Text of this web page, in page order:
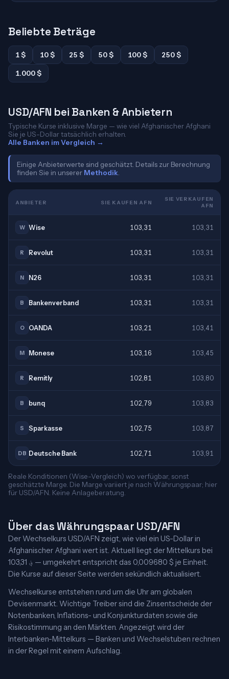
Beliebte Beträge
1 $ 10 $ 25 $ 50 $ 100 $
250 $
1.000 $
USD/AFN bei Banken & Anbietern
Typische Kurse inklusive Marge — wie viel Afghanischer Afghani
Sie je US-Dollar tatsächlich erhalten.
Alle Banken im Vergleich →
Einige Anbieterwerte sind geschätzt. Details zur Berechnung
finden Sie in unserer Methodik
ANBIETER SIE KAUFEN AFN
SIE VERKAUFEN
AFN
W Wise 103,31 103,31
R Revolut 103,31 103,31
N N26 103,31 103,31
B Bankenverband 103,31 103,31
O OANDA 103,21 103,41
M Monese 103,16 103,45
R Remitly 102,81 103,80
B bunq 102,79 103,83
S Sparkasse 102,75 103,87
DB Deutsche Bank 102,71 103,91
Reale Konditionen (Wise-Vergleich) wo verfügbar, sonst
geschätzte Marge. Die Marge variiert je nach Währungspaar; hier
für USD/AFN. Keine Anlageberatung.
Über das Währungspaar USD/AFN
Der Wechselkurs USD/AFN zeigt, wie viel ein US-Dollar in
Afghanischer Afghani wert ist. Aktuell liegt der Mittelkurs bei
103,31 ؋ — umgekehrt entspricht das 0,009680 $ je Einheit.
Die Kurse auf dieser Seite werden sekündlich aktualisiert.
Wechselkurse entstehen rund um die Uhr am globalen
Devisenmarkt. Wichtige Treiber sind die Zinsentscheide der
Notenbanken, Inflations- und Konjunkturdaten sowie die
Risikostimmung an den Märkten. Angezeigt wird der
Interbanken-Mittelkurs — Banken und Wechselstuben rechnen
in der Regel mit einem Aufschlag.